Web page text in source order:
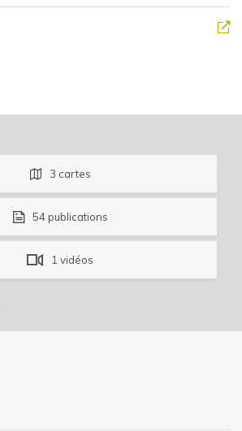
3 cartes
54publications
1 vidéos